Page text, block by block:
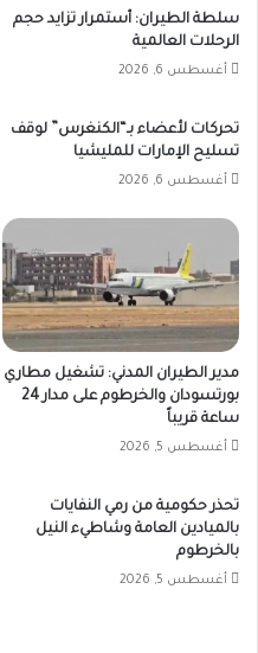
سلطة الطيران: أستمرار تزايد حجم
الرحلات العالمية
أغسطس 6, 2026
تحركات لأعضاء بـ“الكنغرس” لوقف
تسليح الإمارات للمليشيا
أغسطس 6, 2026
مدير الطيران المدني: تشغيل مطاري
بورتسودان والخرطوم على مدار 24
ساعة قريباً
أغسطس 5, 2026
تحذر حكومية من رمي النفايات
بالميادين العامة وشاطيء النيل
بالخرطوم
أغسطس 5, 2026